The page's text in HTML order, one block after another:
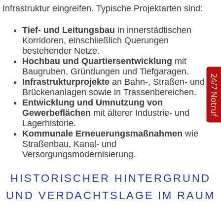
Infrastruktur eingreifen. Typische Projektarten sind:
Tief- und Leitungsbau in innerstädtischen
Korridoren, einschließlich Querungen
bestehender Netze.
Hochbau und Quartiersentwicklung mit
Baugruben, Gründungen und Tiefgaragen.
Infrastrukturprojekte an Bahn-, Straßen- und
Brückenanlagen sowie in Trassenbereichen.
Entwicklung und Umnutzung von
Gewerbeflächen mit älterer Industrie- und
Lagerhistorie.
Kommunale Erneuerungsmaßnahmen wie
Straßenbau, Kanal- und
Versorgungsmodernisierung.
HISTORISCHER HINTERGRUND
UND VERDACHTSLAGE IM RAUM
24/7 Notruf